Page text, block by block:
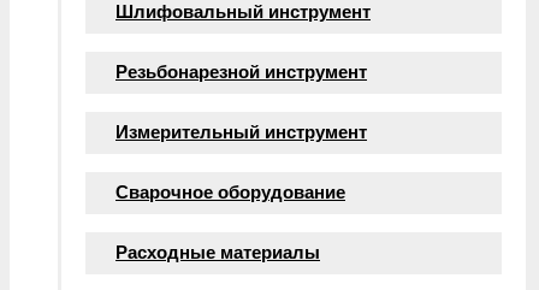
Шлифовальный инструмент
Резьбонарезной инструмент
Измерительный инструмент
Сварочное оборудование
Расходные материалы